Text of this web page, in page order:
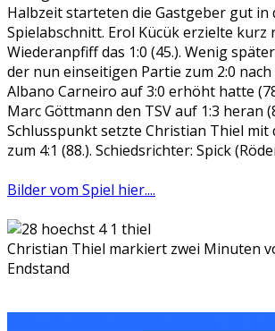
Halbzeit starteten die Gastgeber gut in
Spielabschnitt. Erol Kücük erzielte kurz
Wiederanpfiff das 1:0 (45.). Wenig
der nun einseitigen Partie zum 2:0 nach
Albano Carneiro auf 3:0 erhöht hatte
Marc Göttmann den TSV auf 1:3 heran
Schlusspunkt setzte Christian Thiel mit
zum 4:1 (88.). Schiedsrichter: Spick
Bilder vom Spiel hier....
Christian Thiel markiert zwei Minuten
Endstand